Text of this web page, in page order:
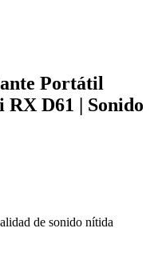
Portátil
D61 | Sonido
de sonido nítida